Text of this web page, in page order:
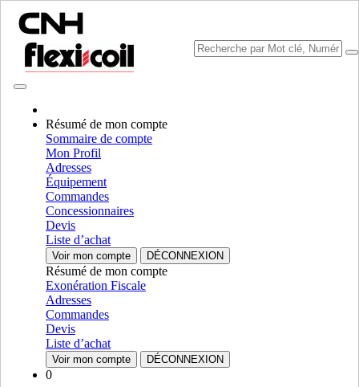
Résumé de mon compte
Sommaire de compte
Mon Profil
Adresses
Équipement
Commandes
Concessionnaires
Devis
Liste d’achat
Voir mon compte DÉCONNEXION
Résumé de mon compte
Exonération Fiscale
Adresses
Commandes
Devis
Liste d’achat
Voir mon compte DÉCONNEXION
0
Sélectionner marque
Fermer le Menu
CATÉGORIES
EQUIPMENT
AUTORÉPARATION
CATÉGORIES ALL CATÉGORIES
Chassis & Frame
Frame & Structural
Chassis Chassis
Fenders, Hoods & Sheet Metal Fenders, Hoods & Sheet
Metal